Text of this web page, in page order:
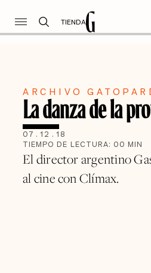
TIENDA
ARCHIVO
La danza de la
07 . 12 . 18
TIEMPO DE LECTURA: 00 MIN
El director argentino
al cine con Clímax.